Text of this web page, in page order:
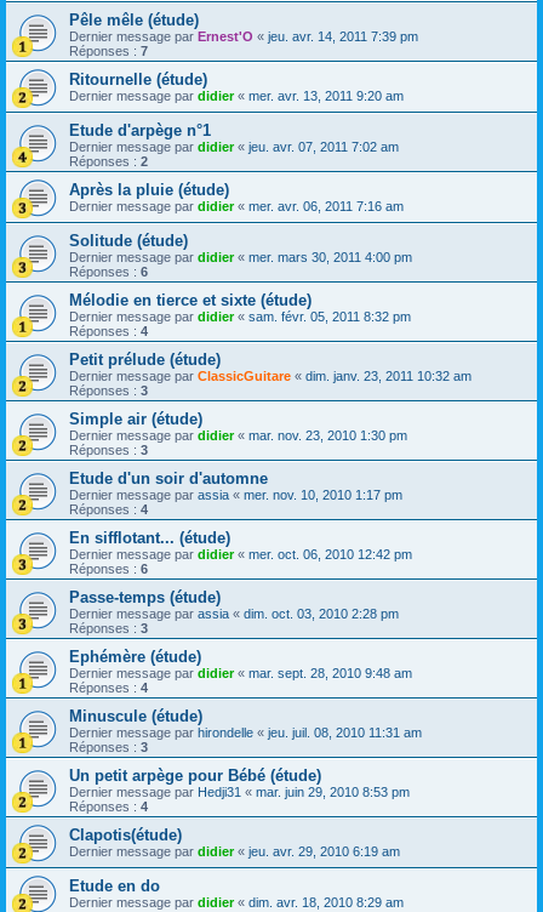
Pêle mêle (étude)
Dernier message par Ernest'O « jeu. avr. 14, 2011 7:39 pm
Réponses : 7
Ritournelle (étude)
Dernier message par didier« mer. avr. 13, 2011 9:20 am
Etude d'arpège n°1
Dernier message par didier« jeu. avr. 07, 2011 7:02 am
Réponses : 2
Après la pluie (étude)
Dernier message par didier« mer. avr. 06, 2011 7:16 am
Solitude (étude)
Dernier message par didier« mer. mars 30, 2011 4:00 pm
Réponses : 6
Mélodie en tierce et sixte (étude)
Dernier message par didier« sam. févr. 05, 2011 8:32 pm
Réponses : 4
Petit prélude (étude)
Dernier message par ClassicGuitare « dim. janv. 23, 2011 10:32 am
Réponses : 3
Simple air (étude)
Dernier message par didier« mar. nov. 23, 2010 1:30 pm
Réponses : 3
Etude d'un soir d'automne
Dernier message par assia « mer. nov. 10, 2010 1:17 pm
Réponses : 4
En sifflotant... (étude)
Dernier message par didier« mer. oct. 06, 2010 12:42 pm
Réponses : 6
Passe-temps (étude)
Dernier message par assia « dim. oct. 03, 2010 2:28 pm
Réponses : 3
Ephémère (étude)
Dernier message par didier« mar. sept. 28, 2010 9:48 am
Réponses : 4
Minuscule (étude)
Dernier message par hirondelle « jeu. juil. 08, 2010 11:31 am
Réponses : 3
Un petit arpège pour Bébé (étude)
Dernier message par Hedji31 « mar. juin 29, 2010 8:53 pm
Réponses : 4
Clapotis(étude)
Dernier message par didier« jeu. avr. 29, 2010 6:19 am
Etude en do
Dernier message par didier« dim. avr. 18, 2010 8:29 am